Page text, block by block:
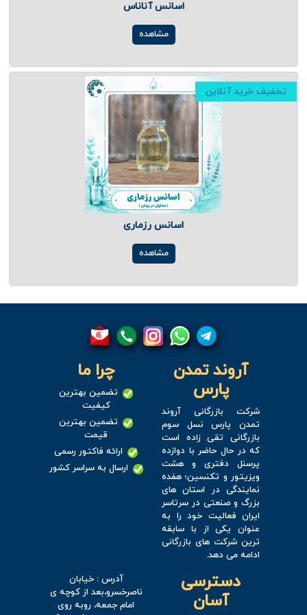
اسانس آناناس
مشاهده
تخفیف خرید آنلاین
اسانس رزماری
مشاهده
آروند تمدن
پارس
شرکت بازرگانی آروند
تمدن پارس نسل سوم
بازرگانی تقی زاده است
که در حال حاضر با دوازده
پرسنل دفتری و هشت
ویزیتور و تکنسین؛ هفده
نمایندگی در استان های
بزرگ و صنعتی در سرتاسر
ایران فعالیت خود را به
عنوان یکی از با سابقه
ترین شرکت های بازرگانی
ادامه می دهد.
چرا ما
تضمین بهترین
کیفیت
تضمین بهترین
قیمت
ارائه فاکتور رسمی
ارسال به سراسر کشور
دسترسی
آسان
آدرس : خیابان
ناصرخسرو،بعد از کوچه ی
امام جمعه، روبه روی